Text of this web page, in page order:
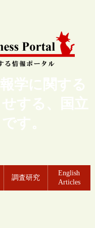
学に関する
する、国立
す。
調査研究
English
Articles